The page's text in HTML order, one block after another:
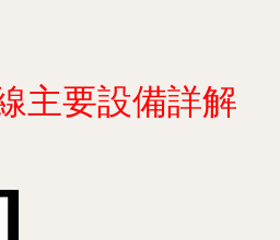
主要設備詳解